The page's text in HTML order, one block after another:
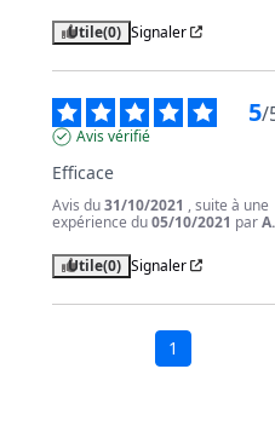
Utile(0) Signaler
5/
Avis vérifié
Efficace
Avis du31/10/2021 , suite à une
expérience du05/10/2021 par
Utile(0) Signaler
1